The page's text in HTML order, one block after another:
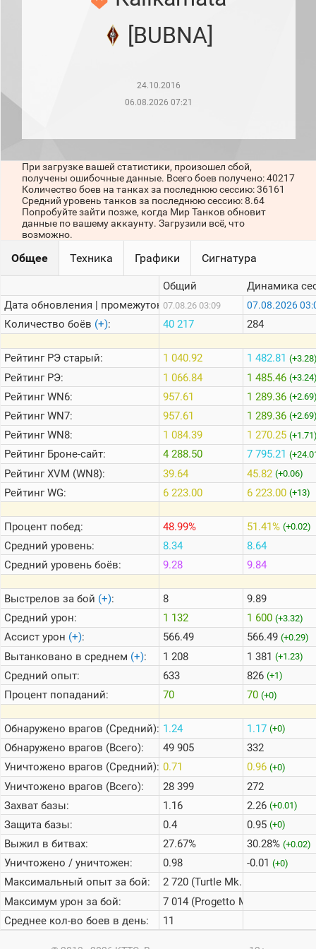
игроков
Кланы
Статистика
стримеров
Информация
Онлайн
Цветовая
шкала
Теlegram
ВК
Портал
Мира
Танков
[BUBNA]
24.10.2016
06.08.2026 07:21
При загрузке вашей статистики, произошел сбой,
получены ошибочные данные. Всего боев получено: 40217
Количество боев на танках за последнюю сессию: 36161
Средний уровень танков за последнюю сессию: 8.64
Попробуйте зайти позже, когда Мир Танков обновит
данные по вашему аккаунту. Загрузили всё, что
возможно.
Общее Техника Графики Сигнатура
Дата обновления | промежуток:
Количество боёв (+):
РейтингРЭ старый:
РейтингРЭ:
РейтингWN6:
РейтингWN7:
РейтингWN8:
РейтингБроне-сайт:
РейтингXVM (WN8):
РейтингWG:
Процент побед:
Средний уровень:
Средний уровень боёв:
Выстрелов за бой (+):
Средний урон:
Ассист урон (+):
Вытанковано в среднем (+):
Средний опыт:
Процент попаданий:
Обнаружено врагов (Средний):
Обнаружено врагов (Всего):
Уничтожено врагов (Средний):
Уничтожено врагов (Всего):
Захват базы:
Защита базы:
Выжил в битвах:
Уничтожено / уничтожен:
Максимальный опыт за бой:
Максимум урон за бой:
Среднее кол-во боев в день:
Общий
07.08.26 03:09
40 217
1 040.92
1 066.84
957.61
957.61
1 084.39
4 288.50
39.64
6 223.00
48.99%
8.34
9.28
8
1 132
566.49
1 208
633
70
1.24
49 905
0.71
28 399
1.16
0.4
27.67%
0.98
2 720 (Turtle Mk. I)
7 014 (Progetto M40 mod. 65)
11
Динамика
07.08.2026
284
1 482.81
1 485.46
1 289.36
1 289.36
1 270.25
7 795.21
45.82 (+0.06)
6 223.00 (+13)
51.41% (+0.02)
8.64
9.84
9.89
1 600 (+3.32)
566.49 (+0.29)
1 381 (+1.23)
826 (+1)
70 (+0)
1.17 (+0)
332
0.96 (+0)
272
2.26 (+0.01)
0.95 (+0)
30.28% (+0.02)
-0.01 (+0)